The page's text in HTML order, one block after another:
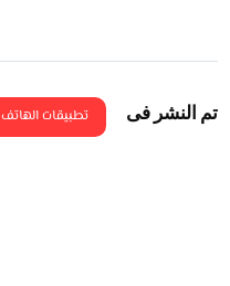
تم النشر فى تطبيقات الهاتف